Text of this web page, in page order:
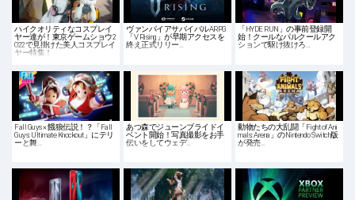
ハイクオリティなコスプレイ
ヤー達が！東京ゲームショウ2
022で見掛けた美人コスプレイ
ヤー特集！
ヴァンパイアサバイバルARPG
「V Rising」が早期アクセスを
終え正式リリー…
「HYDE RUN」の事前登録開
始！クールなパルクールアク
ションで駆け抜けろ…
Fall Guys × 餓狼伝説！？「Fall
Guys: Ultimate Knockout」にテリ
ーと舞…
あつ森でジューンブライドイ
ベント開始！写真撮影をお手
伝いをしてウェデ…
動物たちの大乱闘「Fight of Ani
mals: Arena」のNintendo Switch版
が発売…